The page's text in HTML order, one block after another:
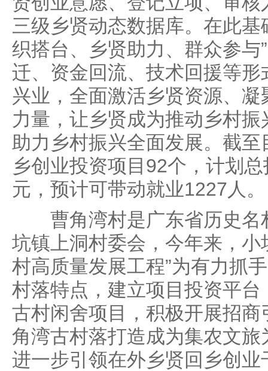
三级乡贤动态数据库。在此基
织搭台、乡贤助力、群众参与
迁、资金回流、技术回援等
兴业，全面激活乡贤资源、
力量，让乡贤成为推动乡村
助力乡村振兴全面发展。截
乡创业投资项目92个，计划
元，预计可带动就业1227人。
曹角湾村是广东省历史名
坑镇上洞村委会，今年来，小
村高质量发展工程”为有力抓
村落特点，建立项目投资平
古村闲舍项目，积极开展招
角湾古村落打造成为集农文
进一步引领在外乡贤回乡创